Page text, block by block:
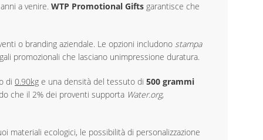
a venire. WTP Promotional Gifts garantisce che
o branding aziendale. Le opzioni includono stampa
promozionali che lasciano unimpressione duratura.
di 0.90kg e una densità del tessuto di 500 grammi
che il 2% dei proventi supporta Water.org,
materiali ecologici, le possibilità di personalizzazione